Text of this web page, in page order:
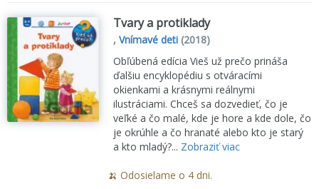
Tvary a protiklady
,Vnímavé deti (2018)
Obľúbená edícia Vieš už prečo prináša
ďalšiu encyklopédiu s otváracími
okienkami a krásnymi reálnymi
ilustráciami. Chceš sa dozvedieť, čo je
veľké a čo malé, kde je hore a kde dole, čo
je okrúhle a čo hranaté alebo kto je starý
a kto mladý?... Zobraziť viac
🍌 Odosielame o 4 dni.